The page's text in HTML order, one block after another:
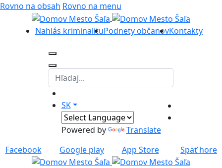
Rovno na obsah Rovno na menu
Nahlás kriminalituPodnety občanovKontakty
SK
Powered by
Translate
Facebook
Google play App Store Späť hore